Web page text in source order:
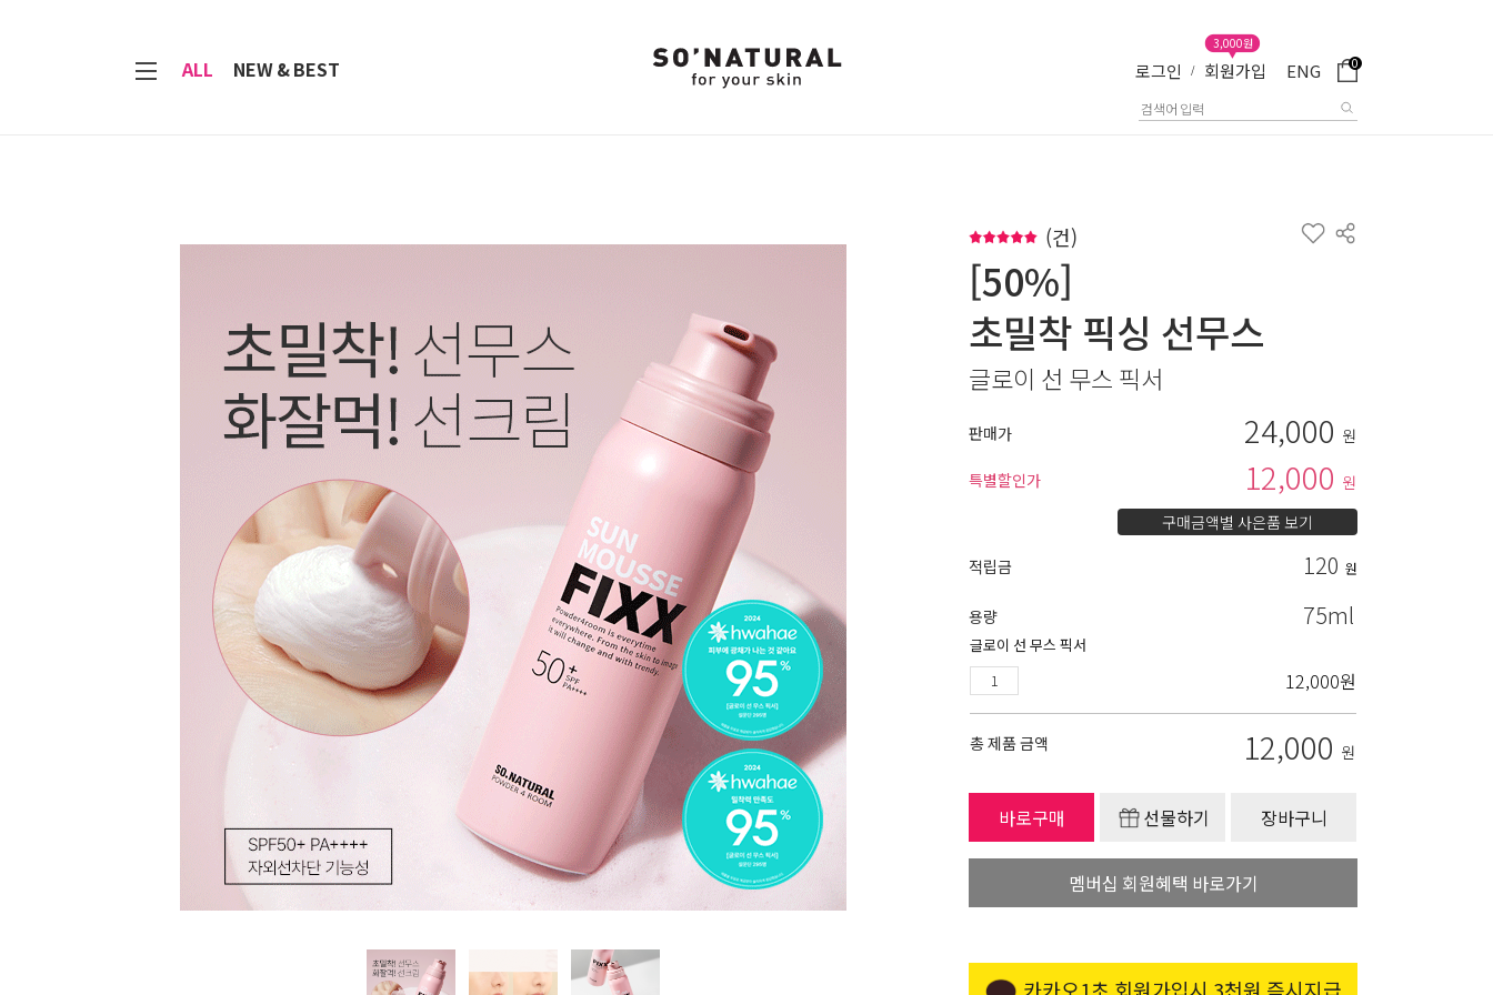
ALL NEW & BEST 로그인 / 회원가입
3,000원
ENG 0
(건)
[50%]
초밀착 픽싱 선무스
글로이 선 무스 픽서
판매가 24,000 원
특별할인가
12,000 원
구매금액별 사은품 보기
적립금
120 원
용량 75ml
글로이 선 무스 픽서
12,000원
총 제품 금액 12,000 원
바로구매 선물하기 장바구니
멤버십 회원혜택 바로가기